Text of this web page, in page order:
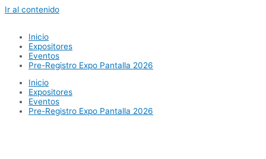
Ir al contenido
Inicio
Expositores
Eventos
Pre-Registro Expo Pantalla 2026
Inicio
Expositores
Eventos
Pre-Registro Expo Pantalla 2026